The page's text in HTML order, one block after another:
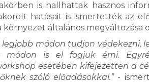
is hallhattak hasznos
hatásait is ismertették az
általános megváltozása
módon tudjon védekezni,
is el fogjuk érni.
esetében kifejezetten a
szóló előadásokkal.”-